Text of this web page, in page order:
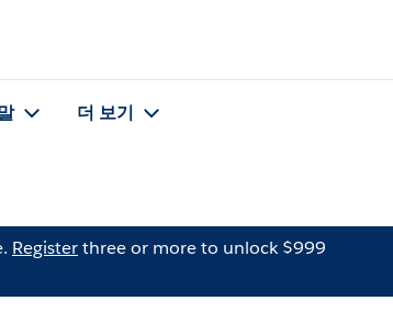
더 보기
Registerthree or more to unlock $999